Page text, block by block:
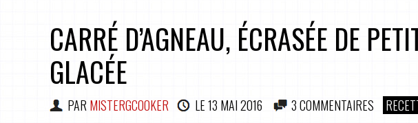
CARRÉ D’AGNEAU, ÉCRASÉE DE
GLACÉE
PAR MISTERGCOOKER LE13 MAI 2016 3 COMMENTAIRES